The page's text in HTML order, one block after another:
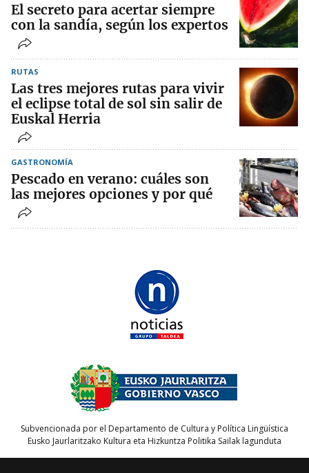
El secreto para acertar siempre
con la sandía, según los expertos
RUTAS
Las tres mejores rutas para vivir
el eclipse total de sol sin salir de
Euskal Herria
GASTRONOMÍA
Pescado en verano: cuáles son
las mejores opciones y por qué
Subvencionada por el Departamento de Cultura y Política Lingüística
Eusko Jaurlaritzako Kultura eta Hizkuntza Politika Sailak lagunduta